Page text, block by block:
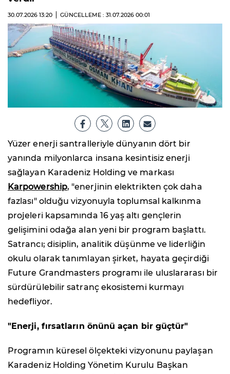
30.07.2026 13:20 GÜNCELLEME : 31.07.2026 00:01
Yüzer enerji santralleriyle dünyanın dört bir
yanında milyonlarca insana kesintisiz enerji
sağlayan Karadeniz Holding ve markası
Karpowership, "enerjinin elektrikten çok daha
fazlası" olduğu vizyonuyla toplumsal kalkınma
projeleri kapsamında 16 yaş altı gençlerin
gelişimini odağa alan yeni bir program başlattı.
Satrancı; disiplin, analitik düşünme ve liderliğin
okulu olarak tanımlayan şirket, hayata geçirdiği
Future Grandmasters programı ile uluslararası bir
sürdürülebilir satranç ekosistemi kurmayı
hedefliyor.
"Enerji, fırsatların önünü açan bir güçtür"
Programın küresel ölçekteki vizyonunu paylaşan
Karadeniz Holding Yönetim Kurulu Başkan